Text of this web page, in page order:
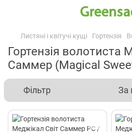
Листяні і квітучі кущі Гортензія
Гортензія волотиста
Саммер (Magical
Фільтр За